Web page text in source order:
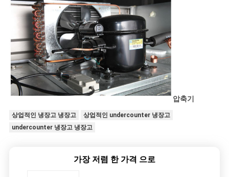
압축기
상업적인 냉장고 냉장고
상업적인 undercounter 냉장고
undercounter 냉장고 냉장고
가장 저렴 한 가격 으로